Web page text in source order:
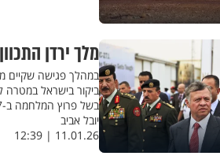
מלך ירדן
ביקור בישראל במטרה
בשל פרוץ המלחמה ב-7 באוקטובר
יובל אביב
11.01.26 | 12:39